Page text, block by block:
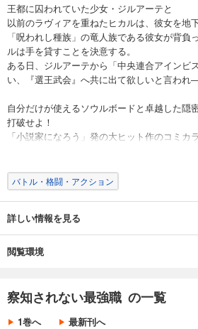
王都に囚われていた少女・ジルアーテと
以前のラヴィアを重ねたヒカルは、彼女を地
「呪われし種族」の竜人族である彼女が背負
ルは手を貸すことを決意する。
ある日、ジルアーテから「中央連合アインビ
い、『選王武会』へ共に出て欲しいと言わ
自分だけが使えるソウルボードと卓越した隠
打破せよ！
「小説家になろう」発の大ヒット作のコミカ
バトル・格闘・アクション
詳しい情報を見る
閲覧環境
察知されない最強職 の一覧
1巻へ 最新刊へ